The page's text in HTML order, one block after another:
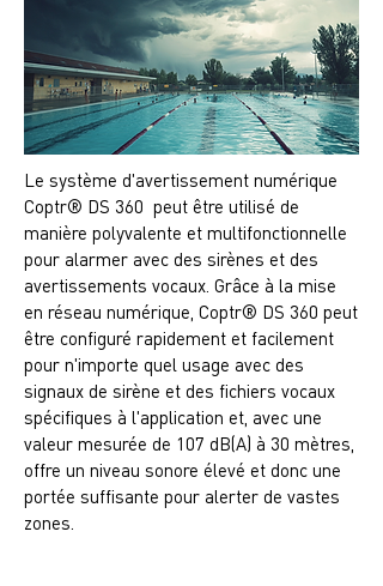
Le système d'avertissement numérique
Coptr® DS 360 peut être utilisé de
manière polyvalente et multifonctionnelle
pour alarmer avec des sirènes et des
avertissements vocaux. Grâce à la mise
en réseau numérique, Coptr® DS 360 peut
être configuré rapidement et facilement
pour n'importe quel usage avec des
signaux de sirène et des fichiers vocaux
spécifiques à l'application et, avec une
valeur mesurée de 107 dB(A) à 30 mètres,
offre un niveau sonore élevé et donc une
portée suffisante pour alerter de vastes
zones.